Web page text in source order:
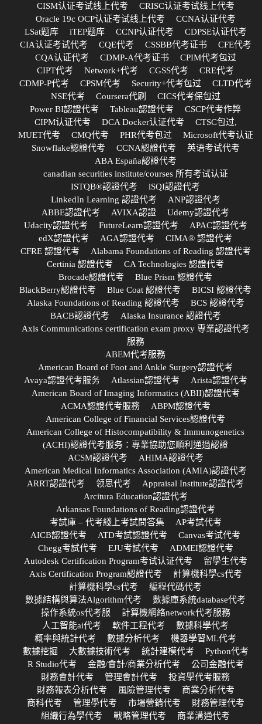
CISM认证考试线上代考
CRISC认证考试线上代考
Oracle 19c OCP认证考试线上代考
CCNA认证代考
LSat题库
iTEP题库 CCNP认证代考
CDPSE认证代考
CIA认证考试代考
CQE代考 CSSBB代考证书
CFE代考
CQA认证代考
CDMP-A代考证书
CPIM代考包过
CIPT代考
Network+代考 CGSS代考
CRE代考
CDMP-P代考
CPSM代考 Security+代考包过
CLTD代考
NSE代考
Coursera代刷
CICS代考保包过
Power BI認證代考
Tableau認證代考
CSCP代考作弊
CIPM认证代考
DCA Docker认证代考
CTSC包过,
MUET代考
CMQ代考 PHR代考包过
Microsoft代考认证
Snowflake認證代考
CCNA認證代考
英语考试代考
ABA España認證代考
canadian securities institute/courses 所有考试认证
ISTQB®認證代考
iSQI認證代考
LinkedIn Learning 認證代考
ANP認證代考
ABBE認證代考
AVIXA認證
Udemy認證代考
Udacity認證代考
FutureLearn認證代考
APAC認證代考
edX認證代考
AGA認證代考
CIMA® 認證代考
CFRE 認證代考
Alabama Foundations of Reading 認證代考
Certinia 認證代考
CA Technologies 認證代考
Brocade認證代考
Blue Prism 認證代考
BlackBerry認證代考
Blue Coat 認證代考
BICSI 認證代考
Alaska Foundations of Reading 認證代考
BCS 認證代考
BACB認證代考
Alaska Insurance 認證代考
Axis Communications certification exam proxy 專業認證代考
服務
ABEM代考服務
American Board of Foot and Ankle Surgery認證代考
Avaya認證代考服务
Atlassian認證代考
Arista認證代考
American Board of Imaging Informatics (ABII)認證代考
ACMA認證代考服務
ABPM認證代考
American College of Financial Services認證代考
American College of Histocompatibility & Immunogenetics
(ACHI)認證代考服务：專業協助您順利通過認證
ACSM認證代考
AHIMA認證代考
American Medical Informatics Association (AMIA)認證代考
ARRT認證代考
领思代考
Appraisal Institute認證代考
Arcitura Education認證代考
Arkansas Foundations of Reading認證代考
考試庫 – 代考綫上考試問答集
AP考試代考
AICB認證代考
ATD考試認證代考
Canvas考试代考
Chegg考試代考
EJU考試代考
ADMEI認證代考
Autodesk Certification Program考试认证代考
留學生代考
Axis Certification Program認證代考
計算機科學cs代考
計算機科學cs代考
編程代碼代考
數據結構與算法Algorithm代考
數據庫系統database代考
操作系統os代考服
計算機網絡network代考服務
人工智能ai代考
軟件工程代考
數據科學代考
概率與統計代考
數據分析代考
機器學習ML代考
數據挖掘
大數據技術代考 統計建模代考
Python代考
R Studio代考
金融/會計/商業分析代考
公司金融代考
財務會計代考
管理會計代考
投資學代考服務
財務報表分析代考
風險管理代考
商業分析代考
商科代考
管理學代考 市場營銷代考
財務管理代考
組織行為學代考
戰略管理代考
商業溝通代考